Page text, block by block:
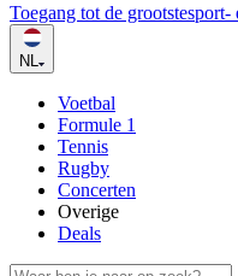
Toegang tot de grootstesport-
NL
Voetbal
Formule 1
Tennis
Rugby
Concerten
Overige
Deals